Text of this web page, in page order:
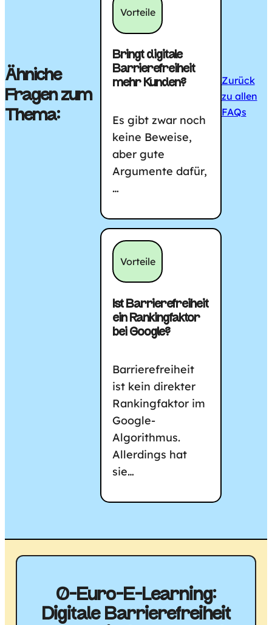
Ähniche
Fragen zum
Thema:
Bringt digitale
Barrierefreiheit
mehr Kunden?
Kategorie:
Vorteile
Es gibt zwar noch
keine Beweise,
aber gute
Argumente dafür,
…
Ist Barrierefreiheit
ein Rankingfaktor
bei Google?
Kategorie:
Vorteile
Barrierefreiheit
ist kein direkter
Rankingfaktor im
Google-
Algorithmus.
Allerdings hat
sie…
Zurück
zu allen
FAQs
0-Euro-E-Learning:
Digitale Barriere­freiheit